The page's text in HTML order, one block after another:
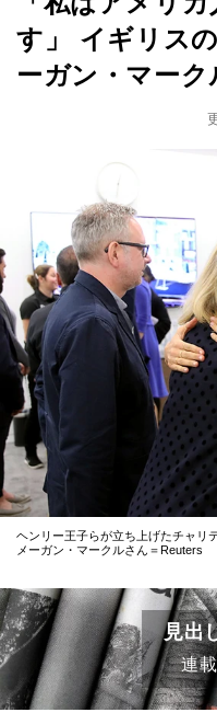
す」 イギリス
ーガン・マーク
ヘンリー王子らが立ち上げたチャリ
メーガン・マークルさん＝Reuters
見出
連